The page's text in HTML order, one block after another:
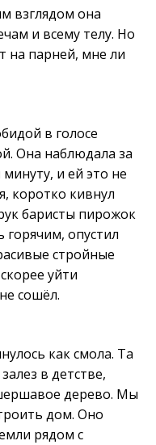
взглядом она
и всему телу. Но
на парней, мне ли
в голосе
Она наблюдала за
и ей это не
коротко кивнул
баристы пирожок
горячим, опустил
стройные
уйти
сошёл.
как смола. Та
в детстве,
дерево. Мы
дом. Оно
рядом с